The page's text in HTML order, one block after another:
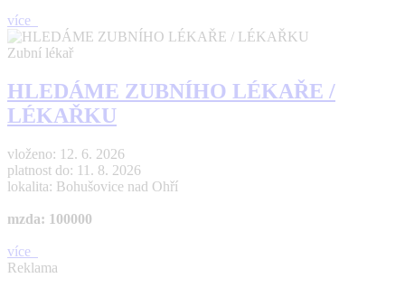
více
Zubní lékař
HLEDÁME ZUBNÍHO LÉKAŘE /
LÉKAŘKU
vloženo: 12. 6. 2026
platnost do: 11. 8. 2026
lokalita: Bohušovice nad Ohří
mzda: 100000
více
Reklama